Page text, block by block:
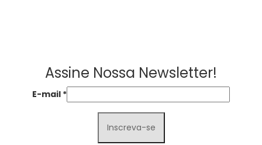
Assine Nossa Newsletter!
E-mail *